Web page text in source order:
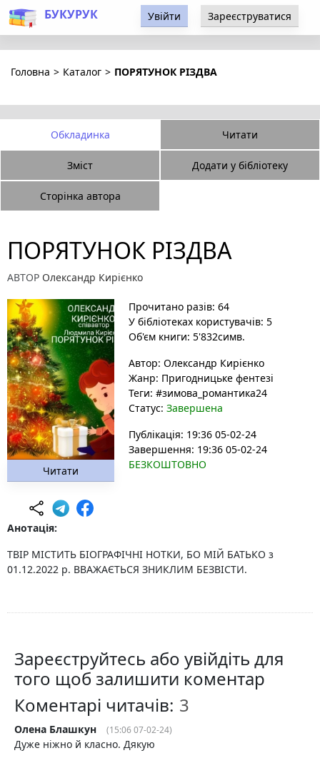
БУКУРУК Увійти Зареєструватися
Головна > Каталог > ПОРЯТУНОК РІЗДВА
Обкладинка Читати
Зміст Додати у бібліотеку
Сторінка автора
ПОРЯТУНОК РІЗДВА
АВТОР Олександр Кирієнко
Читати
Прочитано разів: 64
У бібліотеках користувачів: 5
Об'єм книги: 5'832симв.
Автор: Олександр Кирієнко
Жанр: Пригодницьке фентезі
Теги: #зимова_романтика24
Статус: Завершена
Публікація: 19:36 05-02-24
Завершення: 19:36 05-02-24
БЕЗКОШТОВНО
Анотація:
ТВІР МІСТИТЬ БІОГРАФІЧНІ НОТКИ, БО МІЙ БАТЬКО з
01.12.2022 р. ВВАЖАЄТЬСЯ ЗНИКЛИМ БЕЗВІСТИ.
Зареєструйтесь або увійдіть для
того щоб залишити коментар
Коментарі читачів:
Олена Блашкун (15:06 07-02-24)
Дуже ніжно й класно. Дякую